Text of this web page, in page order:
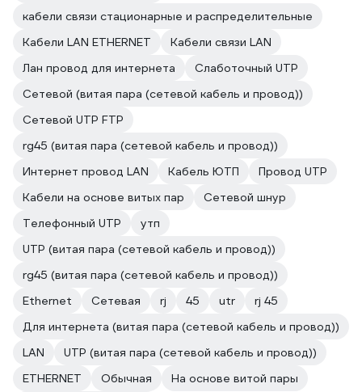
кабели связи стационарные и распределительные
Кабели LAN ETHERNET
Кабели связи LAN
Лан провод для интернета
Слаботочный UTP
Сетевой (витая пара (сетевой кабель и провод))
Сетевой UTP FTP
rg45 (витая пара (сетевой кабель и провод))
Интернет провод LAN
Кабель ЮТП
Провод UTP
Кабели на основе витых пар
Сетевой шнур
Телефонный UTP
утп
UTP (витая пара (сетевой кабель и провод))
rg45 (витая пара (сетевой кабель и провод))
Ethernet
Сетевая rj 45 utr
rj 45
Для интернета (витая пара (сетевой кабель и провод))
LAN
UTP (витая пара (сетевой кабель и провод))
ETHERNET
Обычная
На основе витой пары